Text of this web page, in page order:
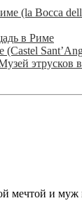
(la Bocca
в Риме
этрусков
мечтой и муж